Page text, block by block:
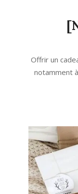
04
Offrir un
notamment